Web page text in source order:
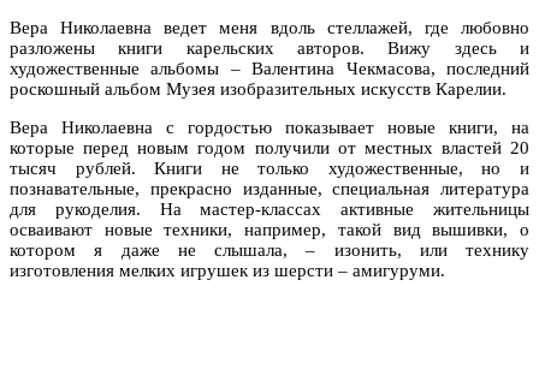
Вера Николаевна ведет меня вдоль стеллажей, где любовно
разложены книги карельских авторов. Вижу здесь и
художественные альбомы – Валентина Чекмасова, последний
роскошный альбом Музея изобразительных искусств Карелии.
Вера Николаевна с гордостью показывает новые книги, на
которые перед новым годом получили от местных властей 20
тысяч рублей. Книги не только художественные, но и
познавательные, прекрасно изданные, специальная литература
для рукоделия. На мастер-классах активные жительницы
осваивают новые техники, например, такой вид вышивки, о
котором я даже не слышала, – изонить, или технику
изготовления мелких игрушек из шерсти – амигуруми.